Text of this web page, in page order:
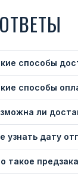
способы
способы
ли
узнать дату
такое